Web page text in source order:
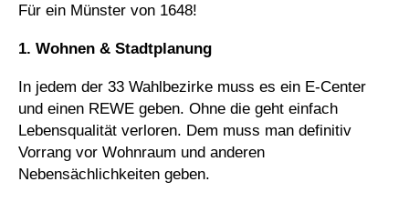
Für ein Münster von 1648!
1. Wohnen & Stadtplanung
In jedem der 33 Wahlbezirke muss es ein E-Center
und einen REWE geben. Ohne die geht einfach
Lebensqualität verloren. Dem muss man definitiv
Vorrang vor Wohnraum und anderen
Nebensächlichkeiten geben.